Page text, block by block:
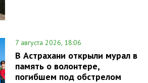
7 августа 2026, 18:06
В Астрахани открыли мурал в
память о волонтере,
погибшем под обстрелом